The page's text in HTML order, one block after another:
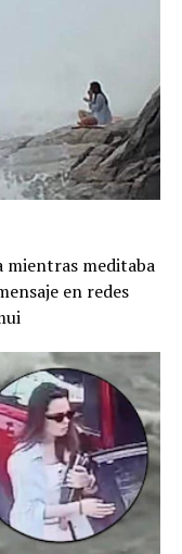
mientras meditaba
en redes